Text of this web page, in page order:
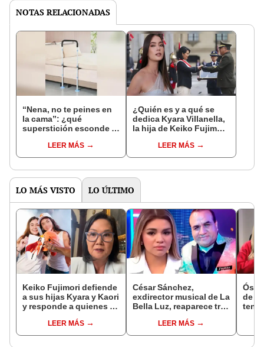
NOTAS RELACIONADAS
“Nena, no te peines en
la cama”: ¿qué
superstición esconde la
Enanitos Verdes?
LEER MÁS
¿Quién es y a qué se
dedica Kyara Villanella,
la hija de Keiko Fujimori
nivel nacional?
LEER MÁS
LO MÁS VISTO LO ÚLTIMO
Keiko Fujimori defiende
a sus hijas Kyara y Kaori
y responde a quienes la
“No pueden decirme”
LEER MÁS
César Sánchez,
exdirector musical de La
Bella Luz, reaparece tras
Saldaña con polémico
pedido: "Pido respetar
LEER MÁS
de